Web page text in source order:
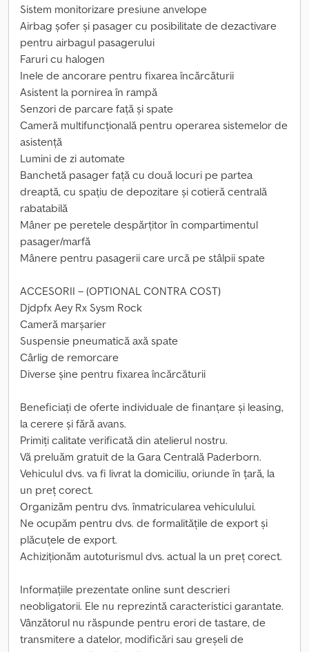
Sistem monitorizare presiune anvelope
Airbag șofer și pasager cu posibilitate de dezactivare
pentru airbagul pasagerului
Faruri cu halogen
Inele de ancorare pentru fixarea încărcăturii
Asistent la pornirea în rampă
Senzori de parcare față și spate
Cameră multifuncțională pentru operarea sistemelor de
asistență
Lumini de zi automate
Banchetă pasager față cu două locuri pe partea
dreaptă, cu spațiu de depozitare și cotieră centrală
rabatabilă
Mâner pe peretele despărțitor în compartimentul
pasager/marfă
Mânere pentru pasagerii care urcă pe stâlpii spate
ACCESORII – (OPTIONAL CONTRA COST)
Djdpfx Aey Rx Sysm Rock
Cameră marșarier
Suspensie pneumatică axă spate
Cârlig de remorcare
Diverse șine pentru fixarea încărcăturii
Beneficiați de oferte individuale de finanțare și leasing,
la cerere și fără avans.
Primiți calitate verificată din atelierul nostru.
Vă preluăm gratuit de la Gara Centrală Paderborn.
Vehiculul dvs. va fi livrat la domiciliu, oriunde în țară, la
un preț corect.
Organizăm pentru dvs. înmatricularea vehiculului.
Ne ocupăm pentru dvs. de formalitățile de export și
plăcuțele de export.
Achiziționăm autoturismul dvs. actual la un preț corect.
Informațiile prezentate online sunt descrieri
neobligatorii. Ele nu reprezintă caracteristici garantate.
Vânzătorul nu răspunde pentru erori de tastare, de
transmitere a datelor, modificări sau greșeli de